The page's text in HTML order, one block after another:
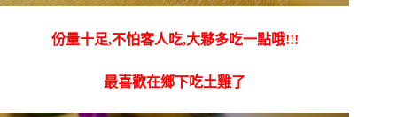
份量十足,不怕客人吃,大夥多吃一點哦!!!
最喜歡在鄉下吃土雞了